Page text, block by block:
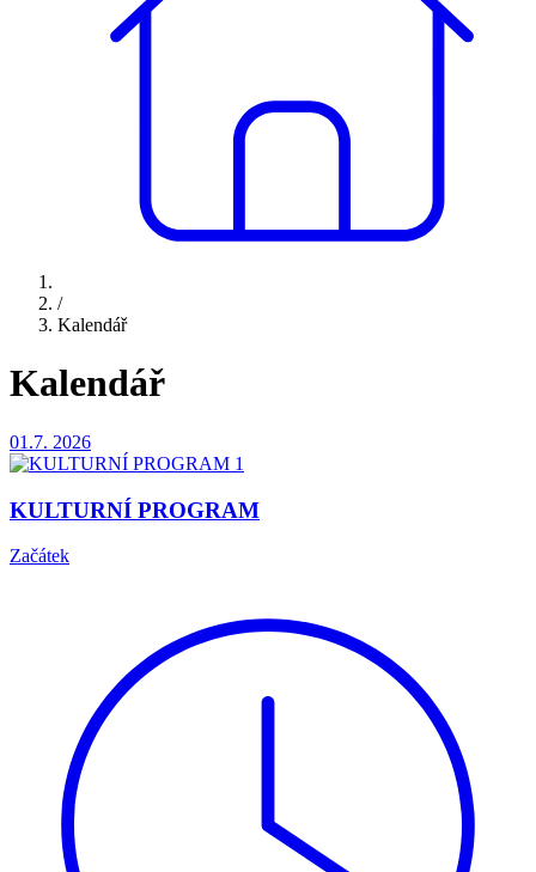
/
Kalendář
Kalendář
01.7. 2026
KULTURNÍ PROGRAM
Začátek